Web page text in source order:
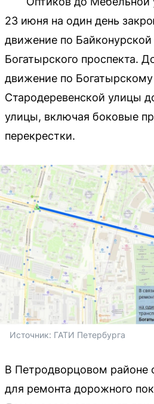
23 июня на один день
движение по Байконурской
Богатырского проспекта.
движение по Богатырскому
Стародеревенской улицы
улицы, включая боковые
перекрестки.
Источник: ГАТИ Петербурга
В Петродворцовом районе
для ремонта дорожного